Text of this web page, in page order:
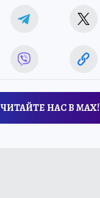
ЧИТАЙТЕ НАС В МАХ!